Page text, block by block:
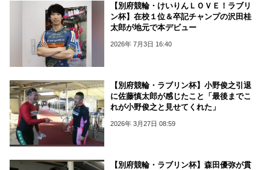
【別府競輪・けいりんＬＯＶＥ！ラブリ
ン杯】在校１位＆卒記チャンプの沢田桂
太郎が地元で本デビュー
2026年 7月3日 16:40
【別府競輪・ラブリン杯】小野俊之引退
に佐藤慎太郎が感じたこと「最後までこ
れが小野俊之と見せてくれた」
2026年 3月27日 08:59
【別府競輪・ラブリン杯】森田優弥が貫